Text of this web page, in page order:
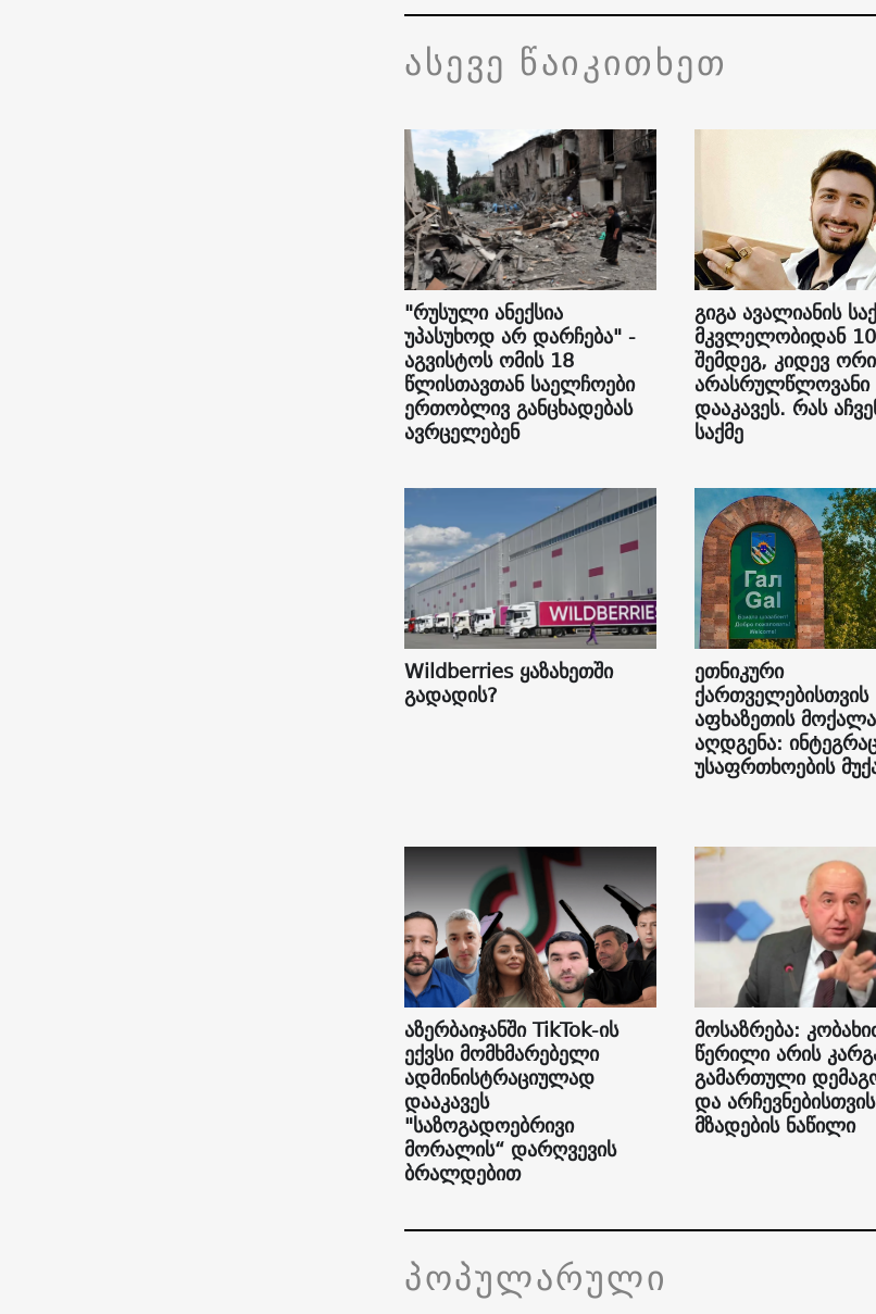
ასევე წაიკითხეთ
"რუსული ანექსია
უპასუხოდ არ დარჩება" -
აგვისტოს ომის 18
წლისთავთან საელჩოები
ერთობლივ განცხადებას
ავრცელებენ
გიგა ავალიანის
მკვლელობიდან
შემდეგ, კიდევ ორი
დააკავეს. რას
საქმე
Wildberries ყაზახეთში
გადადის?
ეთნიკური
ქართველებისთვის
აფხაზეთის
აღდგენა:
უსაფრთხოების
აზერბაიჯანში TikTok-ის
ექვსი მომხმარებელი
ადმინისტრაციულად
დააკავეს
"საზოგადოებრივი
მორალის“ დარღვევის
ბრალდებით
მოსაზრება:
წერილი არის
გამართული
და არჩევნებისთვის
მზადების ნაწილი
პოპულარული